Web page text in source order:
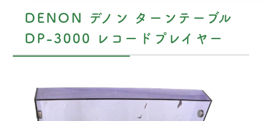
DENON デノン ターンテーブル
DP-3000 レコードプレイヤー